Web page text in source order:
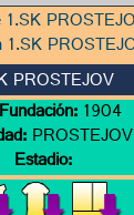
PROSTEJOV
1904
PROSTEJOV
Estadio: